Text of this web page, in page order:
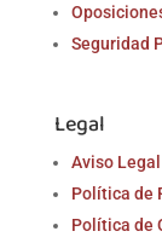
Seguridad
Legal
Aviso Legal
Política de
Política de